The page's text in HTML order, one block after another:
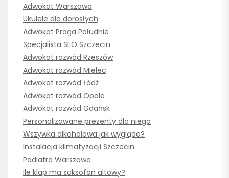
Adwokat Warszawa
Ukulele dla dorosłych
Adwokat Praga Południe
Specjalista SEO Szczecin
Adwokat rozwód Rzeszów
Adwokat rozwód Mielec
Adwokat rozwód Łódź
Adwokat rozwód Opole
Adwokat rozwód Gdańsk
Personalizowane prezenty dla niego
Wszywka alkoholowa jak wygląda?
Instalacja klimatyzacji Szczecin
Podiatra Warszawa
Ile klap ma saksofon altowy?